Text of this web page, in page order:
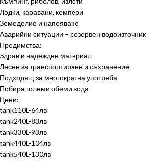
Лодки, каравани, кемпери
Земеделие и напояване
Аварийни ситуации – резервен водоизточник
Предимства:
Здрав и надежден материал
Лесен за транспортиране и съхранение
Подходящ за многократна употреба
Побира големи обеми вода
Цени:
tank110L-64лв
tank240L-83лв
tank330L-93лв
tank440L-104лв
tank540L-130лв